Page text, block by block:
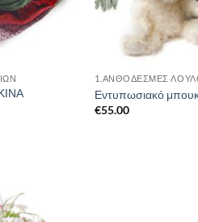
1.ΑΝΘΟΔΕΣΜΕΣ
Εντυπωσιακό
€55.00